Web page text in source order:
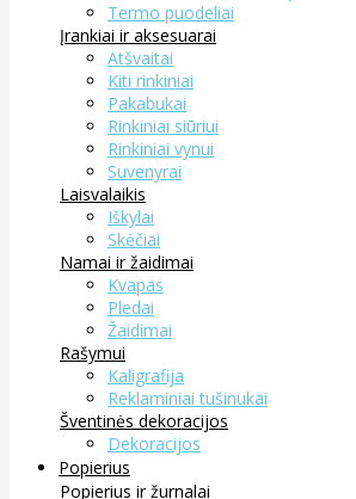
Termo puodeliai
Įrankiai ir aksesuarai
Atšvaitai
Kiti rinkiniai
Pakabukai
Rinkiniai siūriui
Rinkiniai vynui
Suvenyrai
Laisvalaikis
Iškylai
Skėčiai
Namai ir žaidimai
Kvapas
Pledai
Žaidimai
Rašymui
Kaligrafija
Reklaminiai tušinukai
Šventinės dekoracijos
Dekoracijos
Popierius
Popierius ir žurnalai